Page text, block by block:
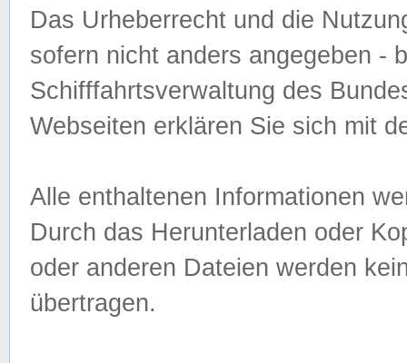
Das Urheberrecht und die
sofern nicht anders angegeben -
Schifffahrtsverwaltung des
Webseiten erklären Sie sich mit
Alle enthaltenen Informationen
Durch das Herunterladen oder
oder anderen Dateien werden
übertragen.